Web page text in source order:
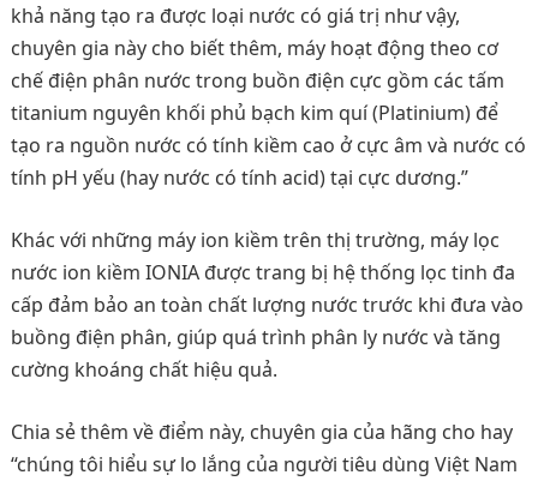
khả năng tạo ra được loại nước có giá trị như vậy,
chuyên gia này cho biết thêm, máy hoạt động theo cơ
chế điện phân nước trong buồn điện cực gồm các tấm
titanium nguyên khối phủ bạch kim quí (Platinium) để
tạo ra nguồn nước có tính kiềm cao ở cực âm và nước có
tính pH yếu (hay nước có tính acid) tại cực dương.”
Khác với những máy ion kiềm trên thị trường, máy lọc
nước ion kiềm IONIA được trang bị hệ thống lọc tinh đa
cấp đảm bảo an toàn chất lượng nước trước khi đưa vào
buồng điện phân, giúp quá trình phân ly nước và tăng
cường khoáng chất hiệu quả.
Chia sẻ thêm về điểm này, chuyên gia của hãng cho hay
“chúng tôi hiểu sự lo lắng của người tiêu dùng Việt Nam